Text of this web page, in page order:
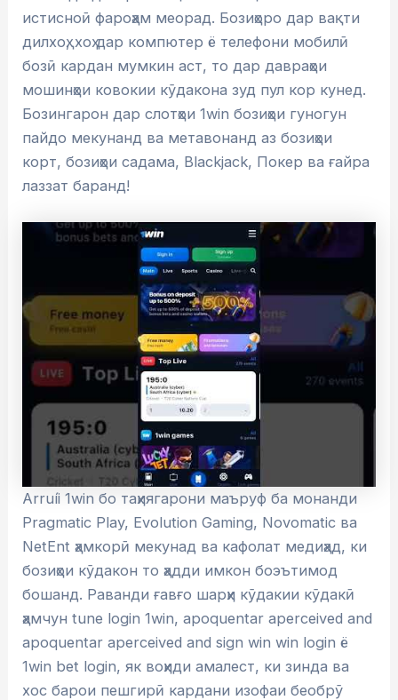
истисноӣ фароҳам меорад. Бозиҳоро дар вақти
дилхоҳ, хоҳ дар компютер ё телефони мобилӣ
бозӣ кардан мумкин аст, то дар давраҳои
мошинҳои ковокии кӯдакона зуд пул кор кунед.
Бозингарон дар слотҳои 1win бозиҳои гуногун
пайдо мекунанд ва метавонанд аз бозиҳои
корт, бозиҳои садама, Blackjack, Покер ва ғайра
лаззат баранд!
Arruíi 1win бо таҳиягарони маъруф ба монанди
Pragmatic Play, Evolution Gaming, Novomatic ва
NetEnt ҳамкорӣ мекунад ва кафолат медиҳад, ки
бозиҳои кӯдакон то ҳадди имкон боэътимод
бошанд. Раванди ғавғо шарҳи кӯдакии кӯдакӣ
ҳамчун tune login 1win, apoquentar aperceived and
apoquentar aperceived and sign win win login ё
1win bet login, як воҳиди амалест, ки зинда ва
хос барои пешгирӣ кардани изофаи беобрӯ